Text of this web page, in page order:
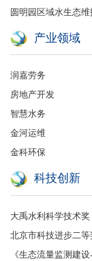
圆明园区域水生态维
产业领域
润嘉劳务
房地产开发
智慧水务
金河运维
金科环保
科技创新
大禹水利科学技术奖
北京市科技进步二等
《生态流量监测建